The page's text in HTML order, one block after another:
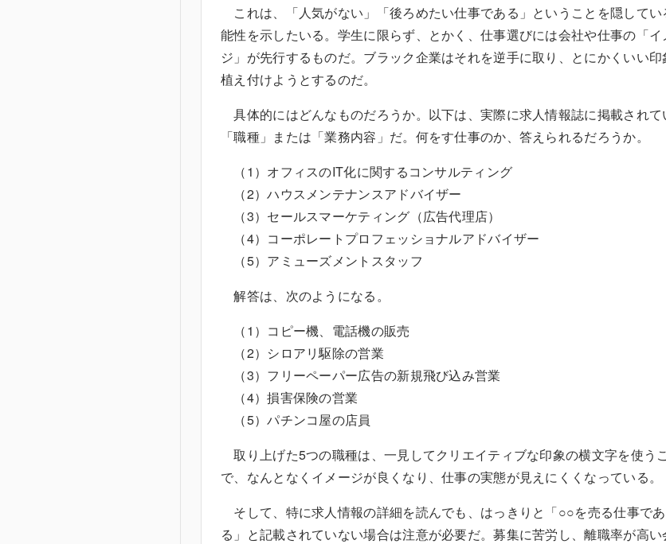
これは、「人気がない」「後ろめたい仕事である」ということを隠してい
能性を示したいる。学生に限らず、とかく、仕事選びには会社や仕事の「イ
ジ」が先行するものだ。ブラック企業はそれを逆手に取り、とにかくいい印
植え付けようとするのだ。
具体的にはどんなものだろうか。以下は、実際に求人情報誌に掲載されて
「職種」または「業務内容」だ。何をす仕事のか、答えられるだろうか。
（1）オフィスのIT化に関するコンサルティング
（2）ハウスメンテナンスアドバイザー
（3）セールスマーケティング（広告代理店）
（4）コーポレートプロフェッショナルアドバイザー
（5）アミューズメントスタッフ
解答は、次のようになる。
（1）コピー機、電話機の販売
（2）シロアリ駆除の営業
（3）フリーペーパー広告の新規飛び込み営業
（4）損害保険の営業
（5）パチンコ屋の店員
取り上げた5つの職種は、一見してクリエイティブな印象の横文字を使う
で、なんとなくイメージが良くなり、仕事の実態が見えにくくなっている。
そして、特に求人情報の詳細を読んでも、はっきりと「○○を売る仕事であ
る」と記載されていない場合は注意が必要だ。募集に苦労し、離職率が高い